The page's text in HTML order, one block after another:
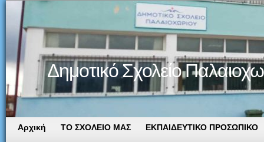
Δημοτικό Σχολείο
Αρχική ΤΟ ΣΧΟΛΕΙΟ ΜΑΣ ΕΚΠΑΙΔΕΥΤΙΚΟ ΠΡΟΣΩΠΙΚΟ